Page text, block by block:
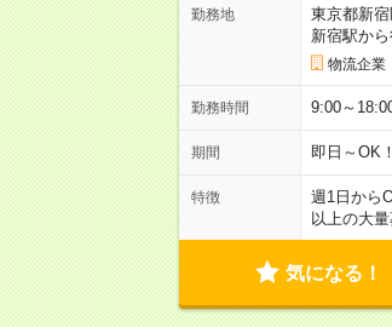
勤務地
東京都新宿
新宿駅か
物流企業
勤務時間 9:00～
期間 即日～OK
特徴 週1日から
以上の大
気になる！